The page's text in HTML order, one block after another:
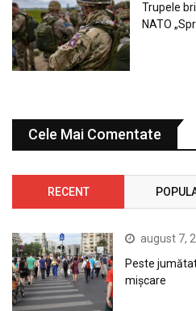
Trupele
NATO
Cele Mai Comentate
RECENT
august 7,
Peste
mișcare